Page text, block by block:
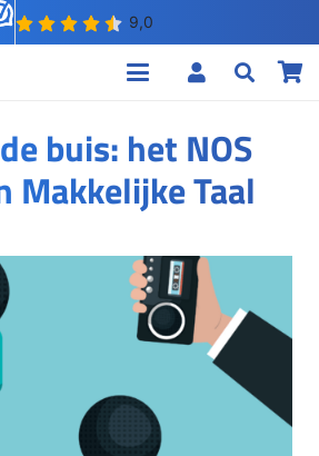
buis: het NOS
Makkelijke Taal